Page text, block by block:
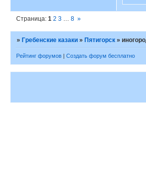
Страница:1 2 3 … 8 »
»Гребенские казаки »Пятигорск »
Рейтинг форумов | Создать форум бесплатно